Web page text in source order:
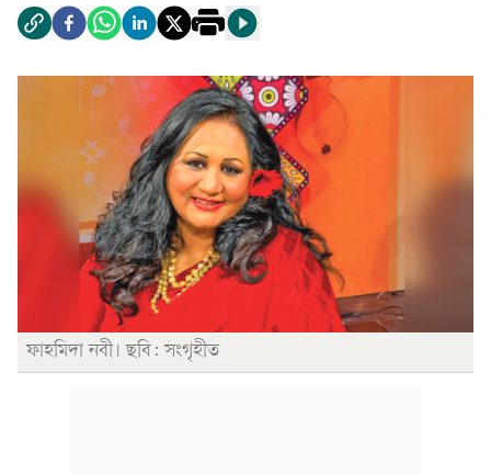
ফাহমিদা নবী। ছবি: সংগৃহীত